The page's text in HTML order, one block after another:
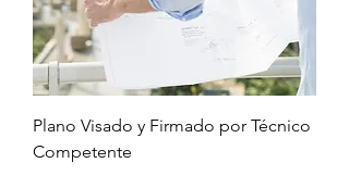
Plano Visado y Firmado por Técnico
Competente